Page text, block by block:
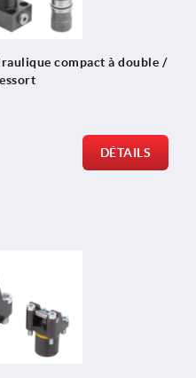
compact à double /
DÉTAILS